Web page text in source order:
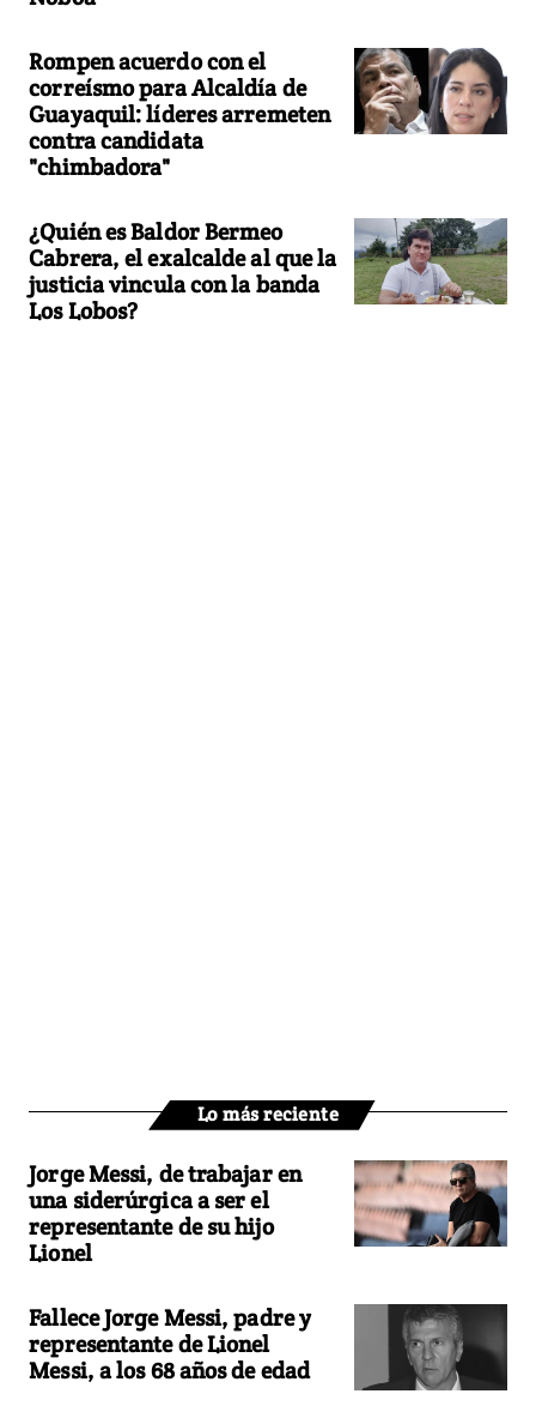
Rompen acuerdo con el
correísmo para Alcaldía de
Guayaquil: líderes arremeten
contra candidata
"chimbadora"
¿Quién es Baldor Bermeo
Cabrera, el exalcalde al que la
justicia vincula con la banda
Los Lobos?
Lo más reciente
Jorge Messi, de trabajar en
una siderúrgica a ser el
representante de su hijo
Lionel
Fallece Jorge Messi, padre y
representante de Lionel
Messi, a los 68 años de edad